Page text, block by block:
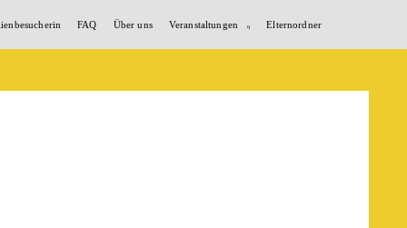
FAQ Über uns Veranstaltungen Elternordner